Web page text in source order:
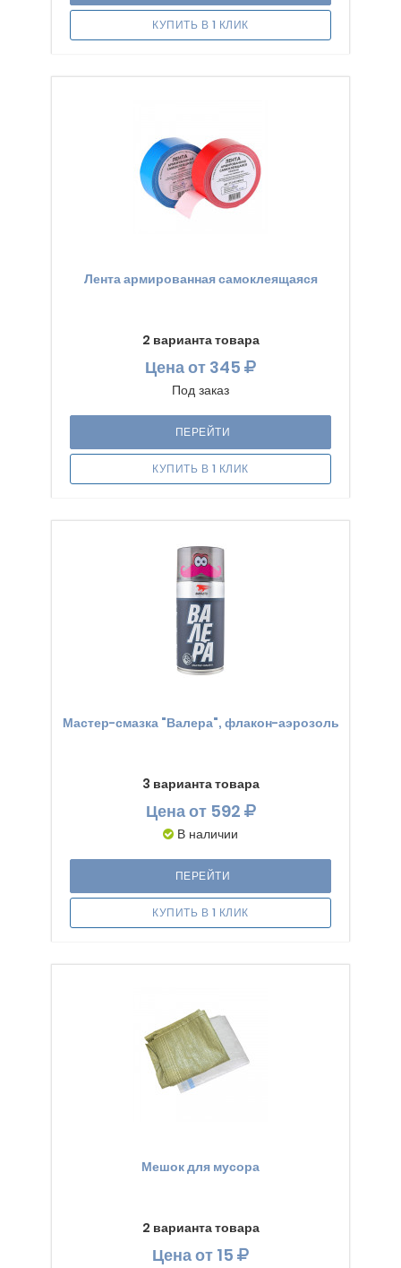
КУПИТЬ В 1 КЛИК
Лента армированная самоклеящаяся
2 варианта товара
Ценаот 345
Под заказ
ПЕРЕЙТИ
КУПИТЬ В 1 КЛИК
Мастер-смазка "Валера", флакон-аэрозоль
3 варианта товара
Ценаот 592
В наличии
ПЕРЕЙТИ
КУПИТЬ В 1 КЛИК
Мешок для мусора
2 варианта товара
Ценаот 15